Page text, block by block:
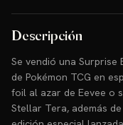
Descripción
Se vendió una Surprise
de Pokémon TCG en
foil al azar de Eevee o
Stellar Tera, además